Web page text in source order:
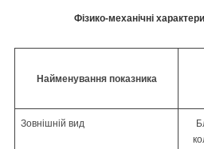
Фізико-механічні
Найменування показника
Зовнішній вид